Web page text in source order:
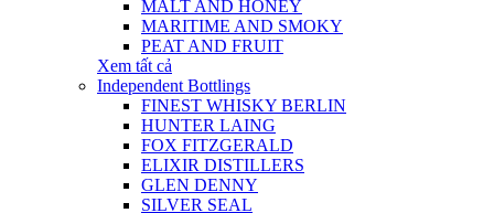
MALT AND HONEY
MARITIME AND SMOKY
PEAT AND FRUIT
Xem tất cả
Independent Bottlings
FINEST WHISKY BERLIN
HUNTER LAING
FOX FITZGERALD
ELIXIR DISTILLERS
GLEN DENNY
SILVER SEAL